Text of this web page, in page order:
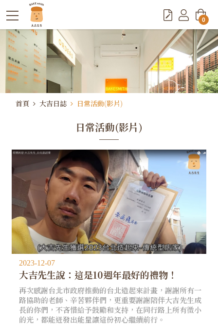
首頁 大吉日誌 日常活動(影片)
日常活動(影片)
2023-12-07
大吉先生說：這是10週年最好的禮物！
再次感謝台北市政府推動的台北造起來計畫，謝謝所有一
路協助的老師、辛苦夥伴們，更重要謝謝陪伴大吉先生成
長的你們，不吝惜給予鼓勵和支持，在同行路上所有微小
的光，都能迸發出能量讓這份初心繼續前行。
0